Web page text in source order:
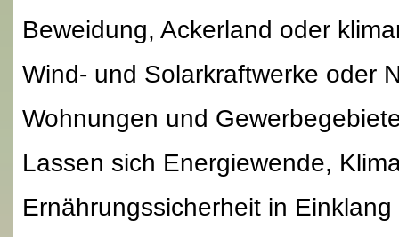
Beweidung, Ackerland oder
Wind- und Solarkraftwerke oder
Wohnungen und
Lassen sich Energiewende,
Ernährungssicherheit in